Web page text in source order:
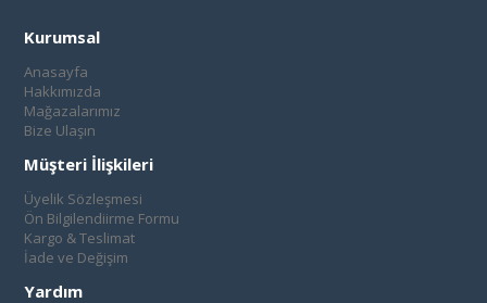
Kurumsal
Anasayfa
Hakkımızda
Mağazalarımız
Bize Ulaşın
Müşteri İlişkileri
Üyelik Sözleşmesi
Ön Bilgilendiirme Formu
Kargo & Teslimat
İade ve Değişim
Yardım